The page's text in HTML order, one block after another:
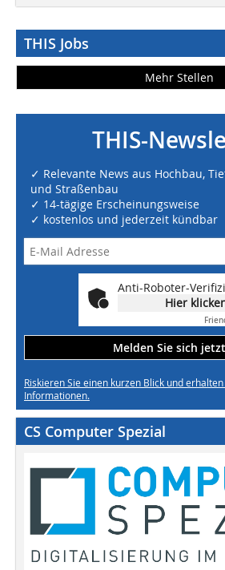
THIS Jobs
Mehr Stellen
THIS-
✓ Relevante News aus Hochbau,
und Straßenbau
✓ 14-tägige Erscheinungsweise
✓ kostenlos und jederzeit kündbar
Anti-Roboter-
Hier
Melden Sie sich
Riskieren Sie einen kurzen Blick und
Informationen.
CS Computer Spezial